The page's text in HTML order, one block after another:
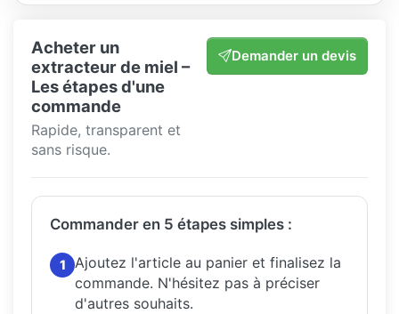
Acheter un
extracteur de miel –
Les étapes d'une
commande
Rapide, transparent et
sans risque.
Demander un devis
Commander en 5 étapes simples :
1
Ajoutez l'article au panier et finalisez la
commande. N'hésitez pas à préciser
d'autres souhaits.